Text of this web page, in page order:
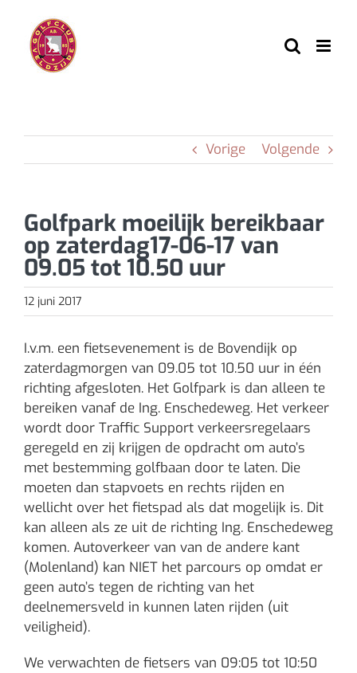
inhoud
Vorige Volgende
Golfpark moeilijk bereikbaar
op zaterdag17-06-17 van
09.05 tot 10.50 uur
12 juni 2017
I.v.m. een fietsevenement is de Bovendijk op
zaterdagmorgen van 09.05 tot 10.50 uur in één
richting afgesloten. Het Golfpark is dan alleen te
bereiken vanaf de Ing. Enschedeweg. Het verkeer
wordt door Traffic Support verkeersregelaars
geregeld en zij krijgen de opdracht om auto’s
met bestemming golfbaan door te laten. Die
moeten dan stapvoets en rechts rijden en
wellicht over het fietspad als dat mogelijk is. Dit
kan alleen als ze uit de richting Ing. Enschedeweg
komen. Autoverkeer van van de andere kant
(Molenland) kan NIET het parcours op omdat er
geen auto’s tegen de richting van het
deelnemersveld in kunnen laten rijden (uit
veiligheid).
We verwachten de fietsers van 09:05 tot 10:50